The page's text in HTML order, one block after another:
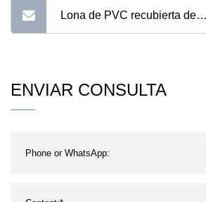
Lona de PVC recubierta de
para la cubierta del camión de
ENVIAR CONSULTA